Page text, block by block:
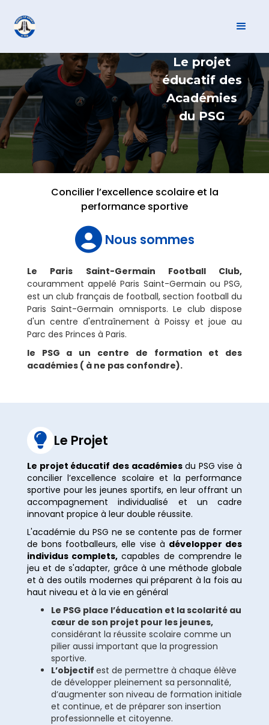
Le projet
éducatif des
Académies
du PSG
Concilier l’excellence scolaire et la
performance sportive
 Nous sommes
Le Paris Saint-Germain Football Club,
couramment appelé Paris Saint-Germain ou PSG,
est un club français de football, section football du
Paris Saint-Germain omnisports. Le club dispose
d'un centre d'entraînement à Poissy et joue au
Parc des Princes à Paris.
le PSG a un centre de formation et des
académies ( à ne pas confondre).
 Le Projet
Le projet éducatif des académies du PSG vise à
concilier l’excellence scolaire et la performance
sportive pour les jeunes sportifs, en leur offrant un
accompagnement individualisé et un cadre
innovant propice à leur double réussite.
L'académie du PSG ne se contente pas de former
de bons footballeurs, elle vise à développer des
individus complets, capables de comprendre le
jeu et de s'adapter, grâce à une méthode globale
et à des outils modernes qui préparent à la fois au
haut niveau et à la vie en général
Le PSG place l’éducation et la scolarité au
cœur de son projet pour les jeunes,
considérant la réussite scolaire comme un
pilier aussi important que la progression
sportive.
L’objectif est de permettre à chaque élève
de développer pleinement sa personnalité,
d’augmenter son niveau de formation initiale
et continue, et de préparer son insertion
professionnelle et citoyenne.